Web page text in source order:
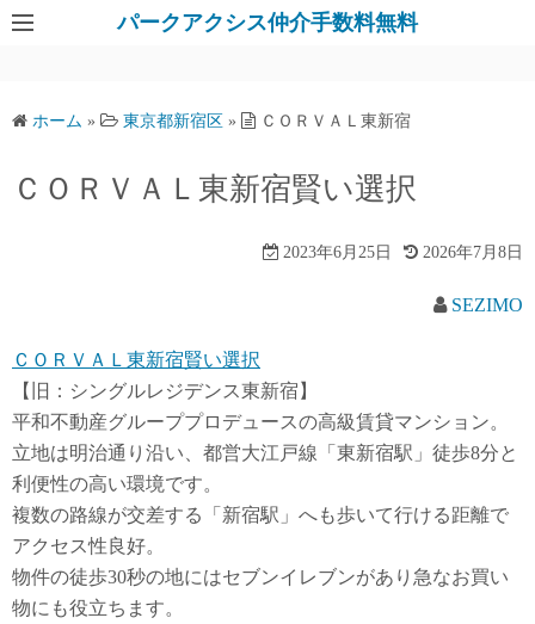
パークアクシス仲介手数料無料
ホーム » 東京都新宿区 » ＣＯＲＶＡＬ東新宿
ＣＯＲＶＡＬ東新宿賢い選択
2023年6月25日 2026年7月8日
SEZIMO
ＣＯＲＶＡＬ東新宿賢い選択
【旧：シングルレジデンス東新宿】
平和不動産グループプロデュースの高級賃貸マンション。
立地は明治通り沿い、都営大江戸線「東新宿駅」徒歩8分と
利便性の高い環境です。
複数の路線が交差する「新宿駅」へも歩いて行ける距離で
アクセス性良好。
物件の徒歩30秒の地にはセブンイレブンがあり急なお買い
物にも役立ちます。